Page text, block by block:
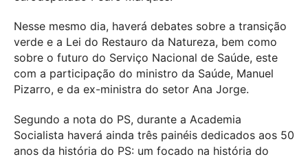
Nesse mesmo dia, haverá debates sobre a transição
verde e a Lei do Restauro da Natureza, bem como
sobre o futuro do Serviço Nacional de Saúde, este
com a participação do ministro da Saúde, Manuel
Pizarro, e da ex-ministra do setor Ana Jorge.
Segundo a nota do PS, durante a Academia
Socialista haverá ainda três painéis dedicados aos 50
anos da história do PS: um focado na história do